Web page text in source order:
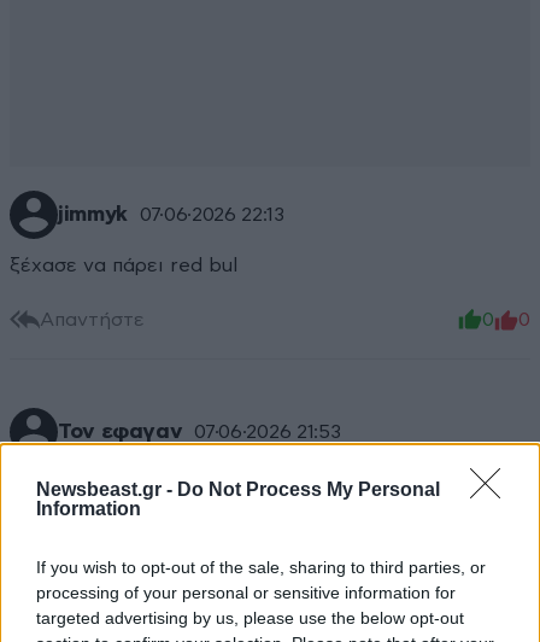
Newsbeast.gr - Do Not Process My Personal
Information
If you wish to opt-out of the sale, sharing to third parties, or
processing of your personal or sensitive information for
targeted advertising by us, please use the below opt-out
jimmyk 07·06·2026 22:13
ξέχασε να πάρει red bul
Απαντήστε 0 0
Τον εφαγαν 07·06·2026 21:53
τα γκομενικά…